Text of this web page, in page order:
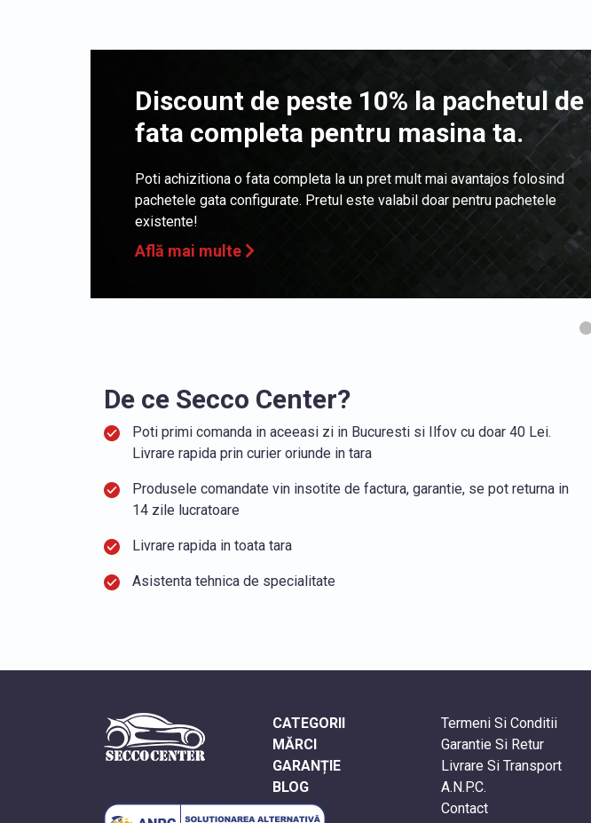
Discount de peste 10% la pachetul de
fata completa pentru masina ta.
Poti achizitiona o fata completa la un pret mult mai avantajos folosind
pachetele gata configurate. Pretul este valabil doar pentru pachetele
existente!
Află mai multe
De ce Secco Center?
Poti primi comanda in aceeasi zi in Bucuresti si Ilfov cu doar 40 Lei.
Livrare rapida prin curier oriunde in tara
Produsele comandate vin insotite de factura, garantie, se pot returna in
14 zile lucratoare
Livrare rapida in toata tara
Asistenta tehnica de specialitate
CATEGORII
MĂRCI
GARANȚIE
BLOG
Termeni Si Conditii
Garantie Si Retur
Livrare Si Transport
A.N.P.C.
Contact